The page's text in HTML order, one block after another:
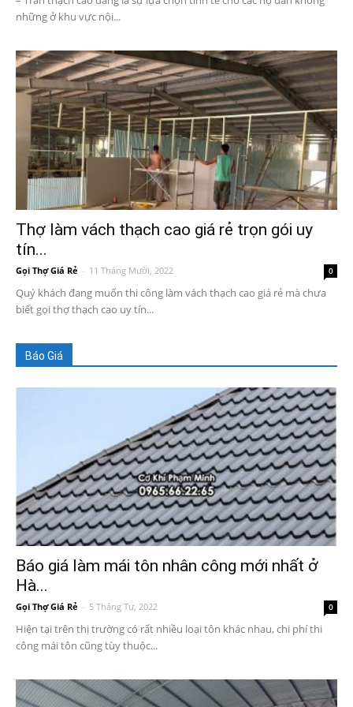
những ở khu vực nội...
Thợ làm vách thạch cao giá rẻ trọn gói uy
tín...
Gọi Thợ Giá Rẻ - 11 Tháng Mười, 2022 0
Quý khách đang muốn thi công làm vách thạch cao giá rẻ mà chưa
biết gọi thợ thạch cao uy tín...
Báo Giá
Báo giá làm mái tôn nhân công mới nhất ở
Hà...
Gọi Thợ Giá Rẻ - 5 Tháng Tư, 2022 0
Hiện tại trên thị trường có rất nhiều loại tôn khác nhau, chi phí thi
công mái tôn cũng tùy thuộc...